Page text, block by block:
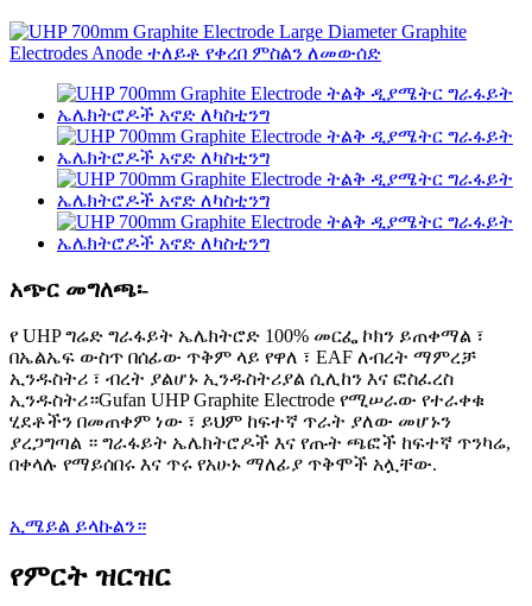
አጭር መግለጫ፡-
የ UHP ግሬድ ግራፋይት ኤሌክትሮድ 100% መርፌ ኮክን ይጠቀማል ፣
በኤልኤፍ ውስጥ በሰፊው ጥቅም ላይ የዋለ ፣ EAF ለብረት ማምረቻ
ኢንዱስትሪ ፣ ብረት ያልሆኑ ኢንዱስትሪያል ሲሊከን እና ፎስፈረስ
ኢንዱስትሪ።Gufan UHP Graphite Electrode የሚሠራው የተራቀቁ
ሂደቶችን በመጠቀም ነው ፣ ይህም ከፍተኛ ጥራት ያለው መሆኑን
ያረጋግጣል ። ግራፋይት ኤሌክትሮዶች እና የጡት ጫፎች ከፍተኛ ጥንካሬ,
በቀላሉ የማይሰበሩ እና ጥሩ የአሁኑ ማለፊያ ጥቅሞች አሏቸው.
ኢሜይል ይላኩልን።
የምርት ዝርዝር